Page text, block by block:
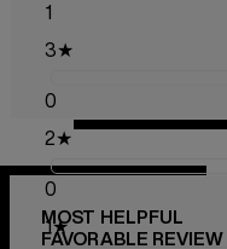
1
3★
0
2★
0
1★
MOST HELPFUL
FAVORABLE REVIEW